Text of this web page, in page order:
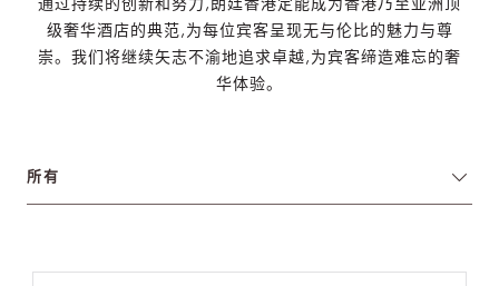
通过持续的创新和努力,朗廷香港定能成为香港乃至亚洲顶
级奢华酒店的典范,为每位宾客呈现无与伦比的魅力与尊
崇。我们将继续矢志不渝地追求卓越,为宾客缔造难忘的奢
华体验。
所有